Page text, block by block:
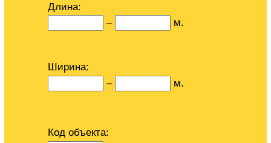
Длина:
–
м.
Ширина:
–
м.
Код объекта: